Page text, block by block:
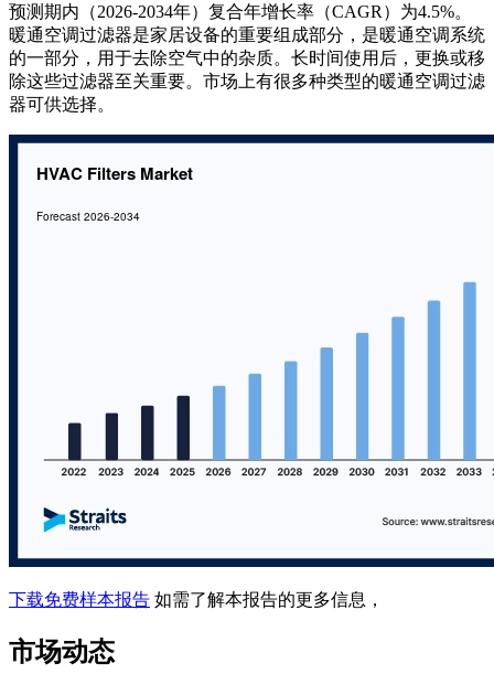
预测期内（2026-2034年）复合年增长率（CAGR）为4.5%。
暖通空调过滤器是家居设备的重要组成部分，是暖通空调系统
的一部分，用于去除空气中的杂质。长时间使用后，更换或移
除这些过滤器至关重要。市场上有很多种类型的暖通空调过滤
器可供选择。
下载免费样本报告 如需了解本报告的更多信息，
市场动态